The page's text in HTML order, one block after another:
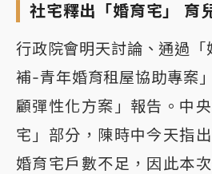
社宅釋出「婚育宅」 育
行政院會明天討論、通過
補-青年婚育租屋協助專案
顧彈性化方案」報告。中
宅」部分，陳時中今天指
婚育宅戶數不足，因此本